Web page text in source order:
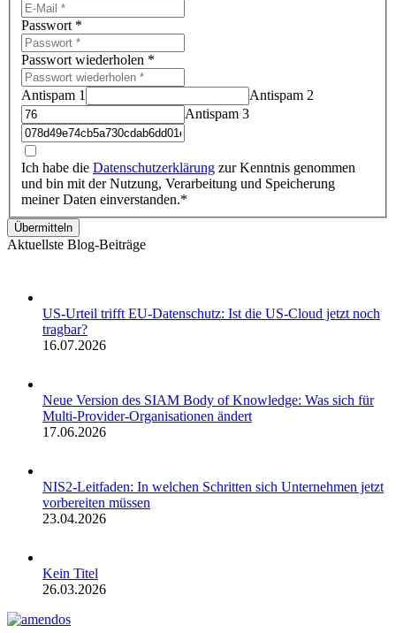
Passwort *
Passwort wiederholen *
Antispam 1
Antispam 2
Antispam 3
Ich habe die Datenschutzerklärung zur Kenntnis genommen
und bin mit der Nutzung, Verarbeitung und Speicherung
meiner Daten einverstanden.*
Übermitteln
Aktuellste Blog-Beiträge
US-Urteil trifft EU-Datenschutz: Ist die US-Cloud jetzt noch
tragbar?
16.07.2026
Neue Version des SIAM Body of Knowledge: Was sich für
Multi-Provider-Organisationen ändert
17.06.2026
NIS2-Leitfaden: In welchen Schritten sich Unternehmen jetzt
vorbereiten müssen
23.04.2026
Kein Titel
26.03.2026